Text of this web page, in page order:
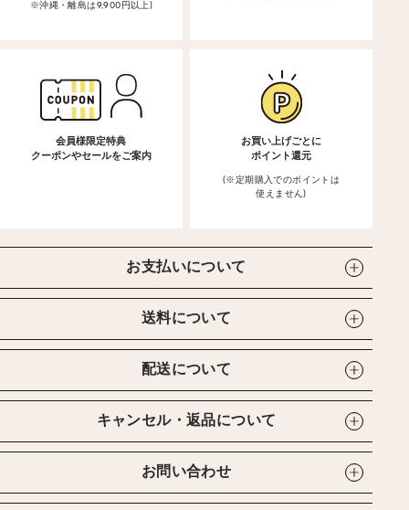
※沖縄・離島は9,900円以上)
会員様限定特典
クーポンやセールをご案内
お買い上げごとに
ポイント還元
(※定期購入でのポイントは
使えません)
お支払いについて
送料について
配送について
キャンセル・返品について
お問い合わせ